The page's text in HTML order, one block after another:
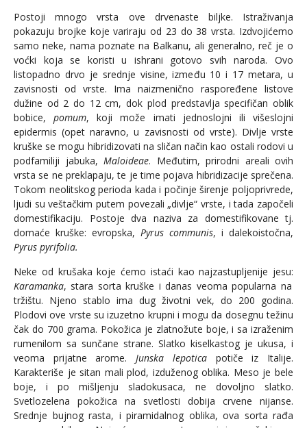
Postoji mnogo vrsta ove drvenaste biljke. Istraživanja
pokazuju brojke koje variraju od 23 do 38 vrsta. Izdvojićemo
samo neke, nama poznate na Balkanu, ali generalno, reč je o
voćki koja se koristi u ishrani gotovo svih naroda. Ovo
listopadno drvo je srednje visine, između 10 i 17 metara, u
zavisnosti od vrste. Ima naizmenično raspoređene listove
dužine od 2 do 12 cm, dok plod predstavlja specifičan oblik
bobice,pomum, koji može imati jednoslojni ili višeslojni
epidermis (opet naravno, u zavisnosti od vrste). Divlje vrste
kruške se mogu hibridizovati na sličan način kao ostali rodovi u
podfamiliji jabuka, Maloideae. Međutim, prirodni areali ovih
vrsta se ne preklapaju, te je time pojava hibridizacije sprečena.
Tokom neolitskog perioda kada i počinje širenje poljoprivrede,
ljudi su veštačkim putem povezali „divlje“ vrste, i tada započeli
domestifikaciju. Postoje dva naziva za domestifikovane tj.
domaće kruške: evropska, Pyrus communis, i dalekoistočna,
Pyrus pyrifolia.
Neke od krušaka koje ćemo istaći kao najzastupljenije jesu:
Karamanka, stara sorta kruške i danas veoma popularna na
tržištu. Njeno stablo ima dug životni vek, do 200 godina.
Plodovi ove vrste su izuzetno krupni i mogu da dosegnu težinu
čak do 700 grama. Pokožica je zlatnožute boje, i sa izraženim
rumenilom sa sunčane strane. Slatko kiselkastog je ukusa, i
veoma prijatne arome. Junska lepoticapotiče iz Italije.
Karakteriše je sitan mali plod, izduženog oblika. Meso je bele
boje, i po mišljenju sladokusaca, ne dovoljno slatko.
Svetlozelena pokožica na svetlosti dobija crvene nijanse.
Srednje bujnog rasta, i piramidalnog oblika, ova sorta rađa